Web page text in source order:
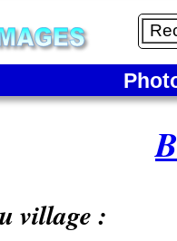
village :